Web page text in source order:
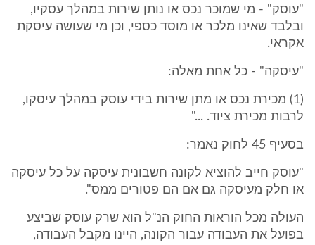
"עוסק" - מי שמוכר נכס או נותן שירות במהלך עסקיו,
ובלבד שאינו מלכר או מוסד כספי, וכן מי שעושה עיסקת
אקראי.
"עיסקה" - כל אחת מאלה:
(1) מכירת נכס או מתן שירות בידי עוסק במהלך עיסקו,
לרבות מכירת ציוד. ..."
בסעיף 45 לחוק נאמר:
"עוסק חייב להוציא לקונה חשבונית עיסקה על כל עיסקה
או חלק מעיסקה גם אם הם פטורים ממס".
העולה מכל הוראות החוק הנ"ל הוא שרק עוסק שביצע
בפועל את העבודה עבור הקונה, היינו מקבל העבודה,